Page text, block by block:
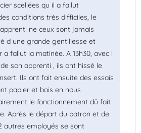
scellées qu il a fallut
conditions très difficiles, le
ne ceux sont jamais
d une grande gentillesse et
fallut la matinée. A 13h30, avec l
son apprenti , ils ont hissé le
Ils ont fait ensuite des essais
papier et bois en nous
le fonctionnement dû fait
Après le départ du patron et de
autres employés se sont